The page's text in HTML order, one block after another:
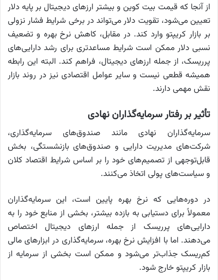
از آنجا که قیمت بیت کوین و بیشتر ارزهای دیجیتال بر پایه دلار
تعیین می‌شود، تقویت دلار می‌تواند در برخی شرایط فشار نزولی
بر بازار کریپتو وارد کند. در مقابل، کاهش نرخ بهره و تضعیف
نسبی دلار ممکن است شرایط مساعدتری برای رشد دارایی‌های
پرریسک، از جمله ارزهای دیجیتال، فراهم کند. البته این رابطه
همیشه قطعی نیست و سایر عوامل اقتصادی نیز در روند بازار
نقش مهمی دارند.
تأثیر بر رفتار سرمایه‌گذاران نهادی
سرمایه‌گذاران نهادی مانند صندوق‌های سرمایه‌گذاری،
شرکت‌های مدیریت دارایی و صندوق‌های بازنشستگی، بخش
قابل‌توجهی از تصمیم‌های خود را بر اساس شرایط اقتصاد کلان
و سیاست‌های پولی اتخاذ می‌کنند.
در دوره‌هایی که نرخ بهره پایین است، این سرمایه‌گذاران
معمولاً برای دستیابی به بازده بیشتر، بخشی از منابع خود را به
دارایی‌های پرریسک از جمله ارزهای دیجیتال اختصاص
می‌دهند. اما با افزایش نرخ بهره، سرمایه‌گذاری در ابزارهای مالی
کم‌ریسک جذاب‌تر می‌شود و ممکن است بخشی از سرمایه از
بازار کریپتو خارج شود.